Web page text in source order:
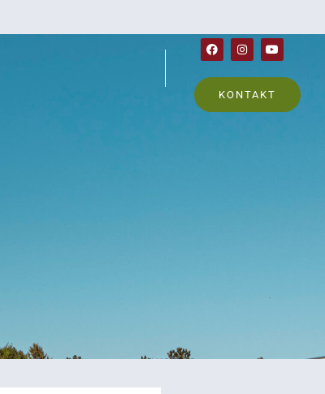
KONTAKT